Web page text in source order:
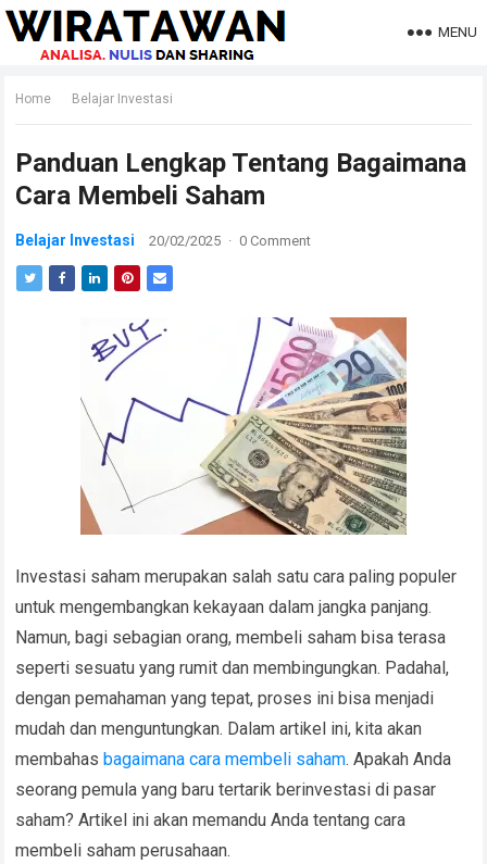
MENU
Home Belajar Investasi
Panduan Lengkap Tentang Bagaimana
Cara Membeli Saham
Belajar Investasi 20/02/2025 · 0 Comment
Investasi saham merupakan salah satu cara paling populer
untuk mengembangkan kekayaan dalam jangka panjang.
Namun, bagi sebagian orang, membeli saham bisa terasa
seperti sesuatu yang rumit dan membingungkan. Padahal,
dengan pemahaman yang tepat, proses ini bisa menjadi
mudah dan menguntungkan. Dalam artikel ini, kita akan
membahasbagaimana cara membeli saham. Apakah Anda
seorang pemula yang baru tertarik berinvestasi di pasar
saham? Artikel ini akan memandu Anda tentang cara
membeli saham perusahaan.